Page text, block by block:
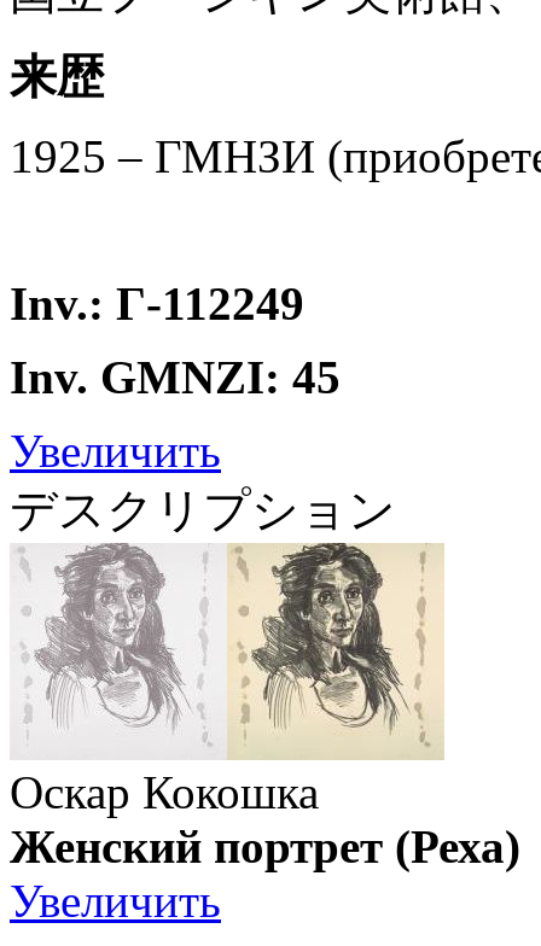
来歴
1925 – ГМНЗИ
Inv.: Г-112249
Inv. GMNZI: 45
Увеличить
デスクリプション
Оскар Кокошка
Женский портрет (Реха)
Увеличить